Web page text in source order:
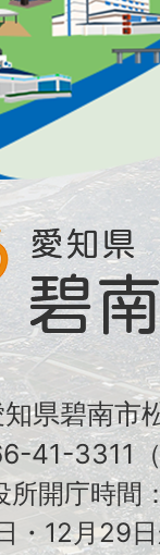
県碧南市
41-3311
所開庁時間
・12月29